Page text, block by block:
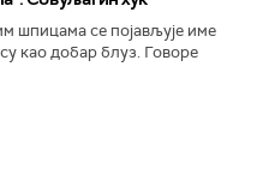
шпицама се појављује име
као добар блуз. Говоре